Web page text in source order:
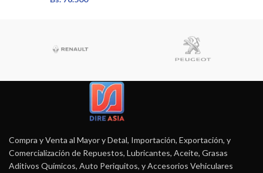
Compra y Venta al Mayor y Detal, Importación, Exportación, y
Comercialización de Repuestos, Lubricantes, Aceite, Grasas
Aditivos Químicos, Auto Periquitos, y Accesorios Vehiculares